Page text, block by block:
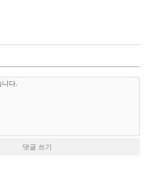
댓글 쓰기